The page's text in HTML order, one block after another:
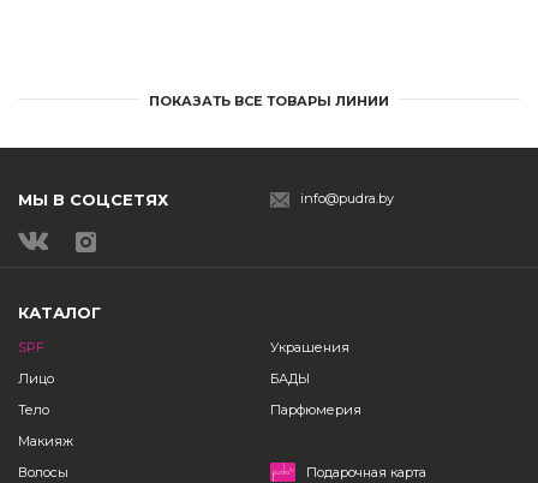
ПОКАЗАТЬ ВСЕ ТОВАРЫ ЛИНИИ
МЫ В СОЦСЕТЯХ info@pudra.by
КАТАЛОГ
SPF
Лицо
Тело
Макияж
Волосы
Украшения
БАДЫ
Парфюмерия
Подарочная карта